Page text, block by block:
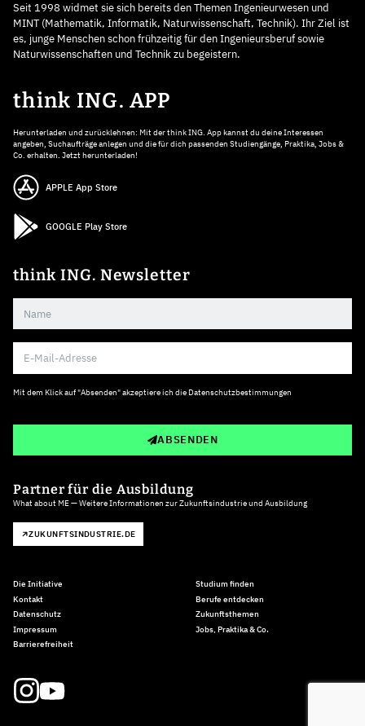
Seit 1998 widmet sie sich bereits den Themen Ingenieurwesen und
MINT (Mathematik, Informatik, Naturwissenschaft, Technik). Ihr Ziel ist
es, junge Menschen schon frühzeitig für den Ingenieursberuf sowie
Naturwissenschaften und Technik zu begeistern.
think ING. APP
Herunterladen und zurücklehnen: Mit der think ING. App kannst du deine Interessen
angeben, Suchaufträge anlegen und die für dich passenden Studiengänge, Praktika, Jobs &
Co. erhalten. Jetzt herunterladen!
APPLE App Store
GOOGLE Play Store
think ING. Newsletter
Mit dem Klick auf "Absenden" akzeptiere ich die Datenschutzbestimmungen
ABSENDEN
Partner für die Ausbildung
What about ME — Weitere Informationen zur Zukunftsindustrie und Ausbildung
ZUKUNFTSINDUSTRIE.DE
Die Initiative
Kontakt
Datenschutz
Impressum
Barrierefreiheit
Studium finden
Berufe entdecken
Zukunftsthemen
Jobs, Praktika & Co.